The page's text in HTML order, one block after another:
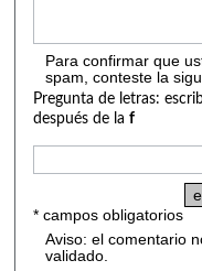
Para confirmar que
spam, conteste la
Pregunta de letras:
después de laf
* campos obligatorios
Aviso: el comentario
validado.